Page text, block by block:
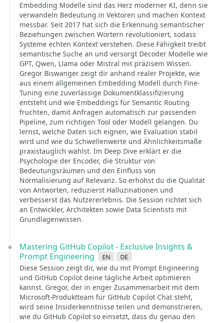
Embedding Modelle sind das Herz moderner KI, denn sie
verwandeln Bedeutung in Vektoren und machen Kontext
messbar. Seit 2017 hat sich die Erkennung semantischer
Beziehungen zwischen Wörtern revolutioniert, sodass
Systeme echten Kontext verstehen. Diese Fähigkeit treibt
semantische Suche an und versorgt Decoder Modelle wie
GPT, Qwen, Llama oder Mistral mit präzisem Wissen.
Gregor Biswanger zeigt dir anhand realer Projekte, wie
aus einem allgemeinen Embedding Modell durch Fine-
Tuning eine zuverlässige Dokumentklassifizierung
entsteht und wie Embeddings für Semantic Routing
fruchten, damit Anfragen automatisch zur passenden
Pipeline, zum richtigen Tool oder Modell gelangen. Du
lernst, welche Daten sich eignen, wie Evaluation stabil
wird und wie du Schwellenwerte und Ähnlichkeitsmaße
praxistauglich wählst. Im Deep Dive erklärt er die
Psychologie der Encoder, die Struktur von
Bedeutungsräumen und den Einfluss von
Normalisierung auf Relevanz. So erhöhst du die Qualität
von Antworten, reduzierst Halluzinationen und
verbesserst das Nutzererlebnis. Die Session richtet sich
an Entwickler, Architekten sowie Data Scientists mit
Grundlagenwissen.
Mastering GitHub Copilot - Exclusive Insights &
Prompt Engineering
en de
Diese Session zeigt dir, wie du mit Prompt Engineering
und GitHub Copilot deine tägliche Arbeit optimieren
kannst. Gregor, der in enger Zusammenarbeit mit dem
Microsoft-Produktteam für GitHub Copilot Chat steht,
wird seine Insiderkenntnisse teilen und demonstrieren,
wie du GitHub Copilot so einsetzt, dass du genau den